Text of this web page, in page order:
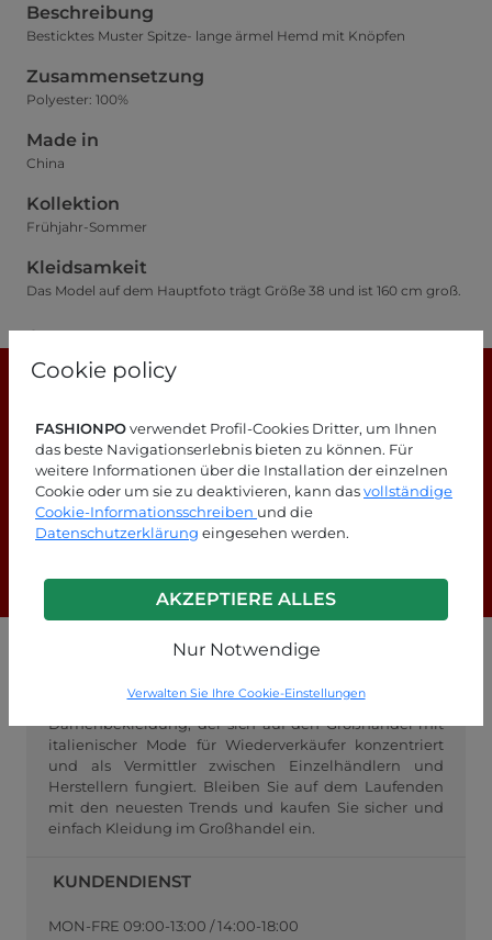
Cookie policy
FASHIONPOverwendet Profil-Cookies Dritter, um Ihnen
das beste Navigationserlebnis bieten zu können. Für
weitere Informationen über die Installation der einzelnen
Cookie oder um sie zu deaktivieren, kann dasvollständige
Cookie-Informationsschreiben und die
Datenschutzerklärung eingesehen werden.
AKZEPTIERE ALLES
Nur Notwendige
Verwalten Sie Ihre Cookie-Einstellungen
Beschreibung
Besticktes Muster Spitze- lange ärmel Hemd mit Knöpfen
Zusammensetzung
Polyester: 100%
Made in
China
Kollektion
Frühjahr-Sommer
Kleidsamkeit
Das Model auf dem Hauptfoto trägt Größe 38 und ist 160 cm groß.
Suchen Sie nach Antworten?
Schauen Sie sich unsere FAQ-Seite an!
FashionPo.com ist ein Online-Großhändler für
Damenbekleidung, der sich auf den Großhandel mit
italienischer Mode für Wiederverkäufer konzentriert
und als Vermittler zwischen Einzelhändlern und
Herstellern fungiert. Bleiben Sie auf dem Laufenden
mit den neuesten Trends und kaufen Sie sicher und
einfach Kleidung im Großhandel ein.
KUNDENDIENST
MON-FRE 09:00-13:00 / 14:00-18:00